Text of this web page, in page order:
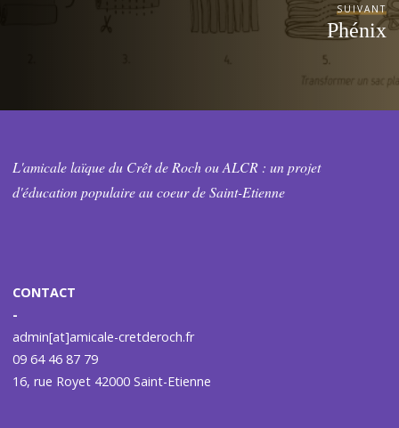
SUIVANT
Phénix
L'amicale laïque du Crêt de Roch ou ALCR : un projet
d'éducation populaire au coeur de Saint-Etienne
CONTACT
-
admin[at]amicale-cretderoch.fr
09 64 46 87 79
16, rue Royet 42000 Saint-Etienne